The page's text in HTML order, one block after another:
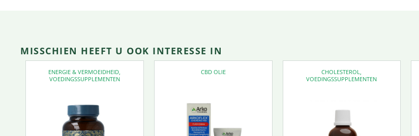
MISSCHIEN HEEFT U OOK INTERESSE IN
ENERGIE & VERMOEIDHEID,
VOEDINGSSUPPLEMENTEN
CBD OLIE CHOLESTEROL,
VOEDINGSSUPPLEMENTEN